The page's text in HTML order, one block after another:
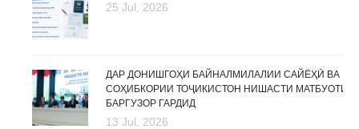
25 Jul, 2026
ДАР ДОНИШГОҲИ БАЙНАЛМИЛАЛИИ САЙЁҲӢ ВА
СОҲИБКОРИИ ТОҶИКИСТОН НИШАСТИ МАТБУОТӢ
БАРГУЗОР ГАРДИД
13 Jul, 2026